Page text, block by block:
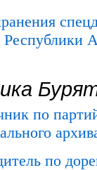
по
по